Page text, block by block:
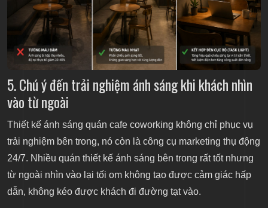
5. Chú ý đến trải nghiệm ánh sáng khi khách nhìn
vào từ ngoài
Thiết kế ánh sáng quán cafe coworking không chỉ phục vụ
trải nghiệm bên trong, nó còn là công cụ marketing thụ động
24/7. Nhiều quán thiết kế ánh sáng bên trong rất tốt nhưng
từ ngoài nhìn vào lại tối om không tạo được cảm giác hấp
dẫn, không kéo được khách đi đường tạt vào.